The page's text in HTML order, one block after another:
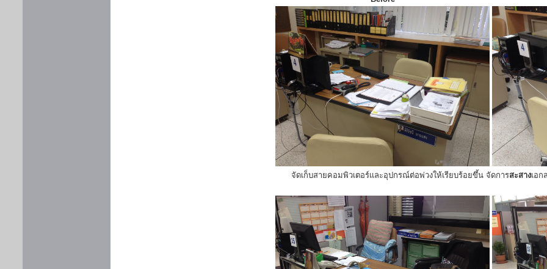
จัดเก็บสายคอมพิวเตอร์และอุปกรณ์ต่อพ่วงให้เรียบร้อยขึ้น จัดการสะสางเอก